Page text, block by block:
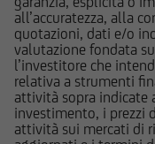
all’accuratezza, alla
quotazioni, dati e/o
valutazione fondata
l’investitore che
relativa a strumenti
attività sopra indicate
investimento, i prezzi
attività sui mercati di
disponibile,
Terms/
dell'emittente
informazioni
quelle sui
dettaglio dei
finanziari cui si